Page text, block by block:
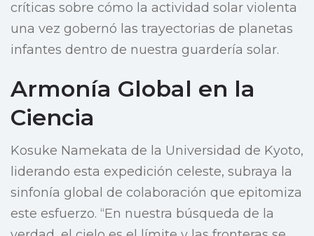
críticas sobre cómo la actividad solar violenta
una vez gobernó las trayectorias de planetas
infantes dentro de nuestra guardería solar.
Armonía Global en la
Ciencia
Kosuke Namekata de la Universidad de Kyoto,
liderando esta expedición celeste, subraya la
sinfonía global de colaboración que epitomiza
este esfuerzo. “En nuestra búsqueda de la